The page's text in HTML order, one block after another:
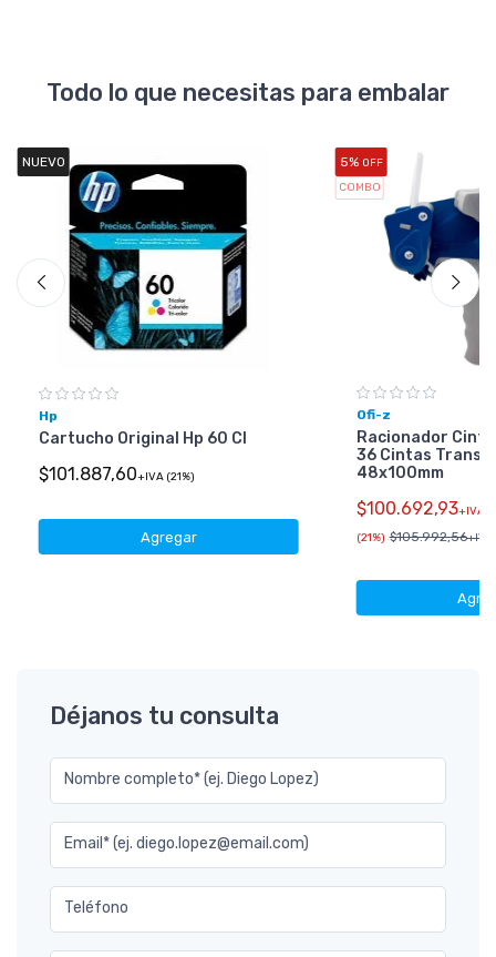
Todo lo que necesitas para embalar
NUEVO
Hp
Cartucho Original Hp 60 Cl
$101.887,60+IVA (21%)
Agregar
5% OFF
COMBO
Ofi-z
Racionador
36 Cintas
48x100mm
$100.692,93+IVA
(21%) $105.992,56+IVA
Déjanos tu consulta
Nombre completo* (ej. Diego Lopez)
Email* (ej. diego.lopez@email.com)
Teléfono